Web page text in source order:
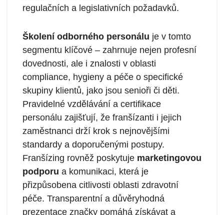
regulačních a legislativních požadavků.
Školení odborného personálu je v tomto
segmentu klíčové – zahrnuje nejen profesní
dovednosti, ale i znalosti v oblasti
compliance, hygieny a péče o specifické
skupiny klientů, jako jsou senioři či děti.
Pravidelné vzdělávání a certifikace
personálu zajišťují, že franšízanti i jejich
zaměstnanci drží krok s nejnovějšími
standardy a doporučenými postupy.
Franšízing rovněž poskytuje marketingovou
podporu a komunikaci, která je
přizpůsobena citlivosti oblasti zdravotní
péče. Transparentní a důvěryhodná
prezentace značky pomáhá získávat a